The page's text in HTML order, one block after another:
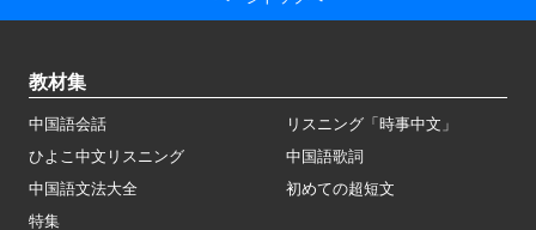
教材集
中国語会話
リスニング「時事中文」
ひよこ中文リスニング
中国語歌詞
中国語文法大全
初めての超短文
特集